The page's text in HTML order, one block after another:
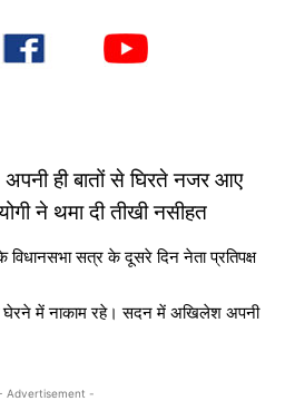
ही बातों से घिरते नजर आए
ने थमा दी तीखी नसीहत
सत्र के दूसरे दिन नेता प्रतिपक्ष
घेरने में नाकाम रहे। सदन में अखिलेश अपनी
Advertisement -